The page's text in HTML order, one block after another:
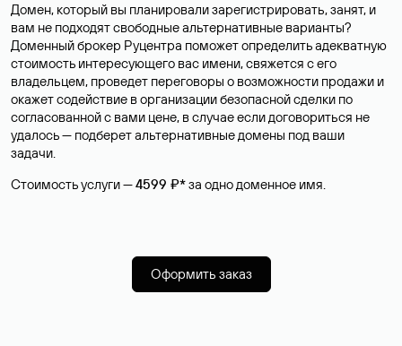
Домен, который вы планировали зарегистрировать, занят, и
вам не подходят свободные альтернативные варианты?
Доменный брокер Руцентра поможет определить адекватную
стоимость интересующего вас имени, свяжется с его
владельцем, проведет переговоры о возможности продажи и
окажет содействие в организации безопасной сделки по
согласованной с вами цене, в случае если договориться не
удалось — подберет альтернативные домены под ваши
задачи.
Стоимость услуги —4599 ₽*за одно доменное имя.
Оформить заказ